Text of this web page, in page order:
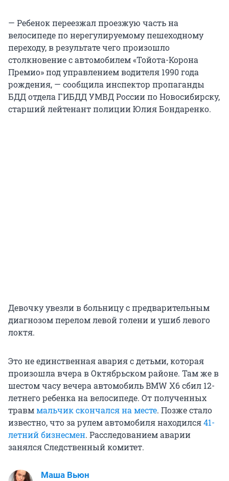
— Ребенок переезжал проезжую часть на
велосипеде по нерегулируемому пешеходному
переходу, в результате чего произошло
столкновение с автомобилем «Тойота-Корона
Премио» под управлением водителя 1990 года
рождения, — сообщила инспектор пропаганды
БДД отдела ГИБДД УМВД России по Новосибирску,
старший лейтенант полиции Юлия Бондаренко.
Девочку увезли в больницу с предварительным
диагнозом перелом левой голени и ушиб левого
локтя.
Это не единственная авария с детьми, которая
произошла вчера в Октябрьском районе. Там же в
шестом часу вечера автомобиль BMW X6 сбил 12-
летнего ребенка на велосипеде. От полученных
травммальчик скончался на месте. Позже стало
известно, что за рулем автомобиля находился41-
летний бизнесмен. Расследованием аварии
занялся Следственный комитет.
Маша Вьюн